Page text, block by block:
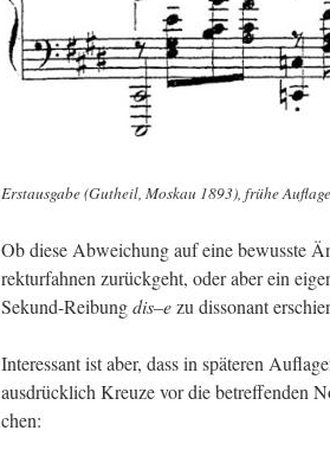
Erst­aus­ga­be (Gut­heil, Mos­kau 1893), frühe Auf­la­ge
Ob diese Ab­wei­chung auf eine be­wuss­te
rek­tur­fah­nen zu­rück­geht, oder aber ein
Se­kund-Rei­bungdis–ezu dis­so­nant
In­ter­es­sant ist aber, dass in spä­te­ren
aus­drück­lich Kreu­ze vor die be­tref­fen­den
chen: